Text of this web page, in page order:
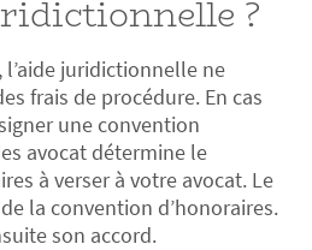
?
juridictionnelle ne
frais de procédure. En cas
une convention
avocat détermine le
à verser à votre avocat. Le
la convention d’honoraires.
son accord.